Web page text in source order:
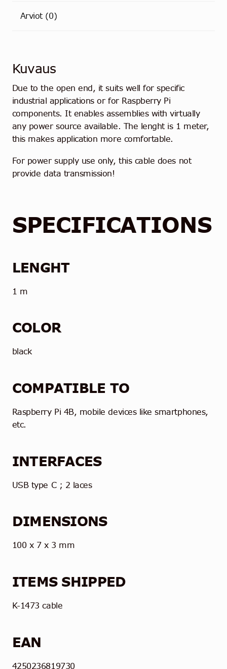
Arviot (0)
Kuvaus
Due to the open end, it suits well for specific
industrial applications or for Raspberry Pi
components. It enables assemblies with virtually
any power source available. The lenght is 1 meter,
this makes application more comfortable.
For power supply use only, this cable does not
provide data transmission!
SPECIFICATIONS
LENGHT
1 m
COLOR
black
COMPATIBLE TO
Raspberry Pi 4B, mobile devices like smartphones,
etc.
INTERFACES
USB type C ; 2 laces
DIMENSIONS
100 x 7 x 3 mm
ITEMS SHIPPED
K-1473 cable
EAN
4250236819730